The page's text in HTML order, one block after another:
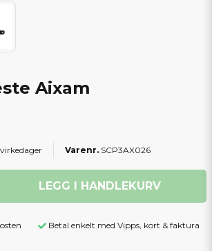
Aixam
SCP3AX026
LEGG I HANDLEKURV
Betal enkelt med Vipps, kort & faktura